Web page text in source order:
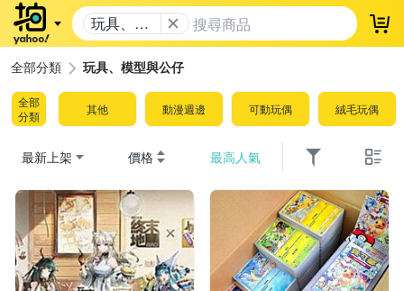
玩具、模
型與公仔
登
全部分類 玩具、模型與公仔
全部
分類
其他 動漫週邊 可動玩偶 絨毛玩偶
最新上架 價格 最高人氣